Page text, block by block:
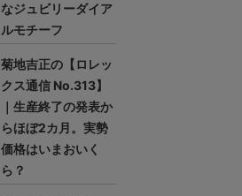
なジュビリーダイア
ルモチーフ
菊地吉正の【ロレッ
クス通信 No.313】
｜生産終了の発表か
らほぼ2カ月。実勢
価格はいまおいく
ら？